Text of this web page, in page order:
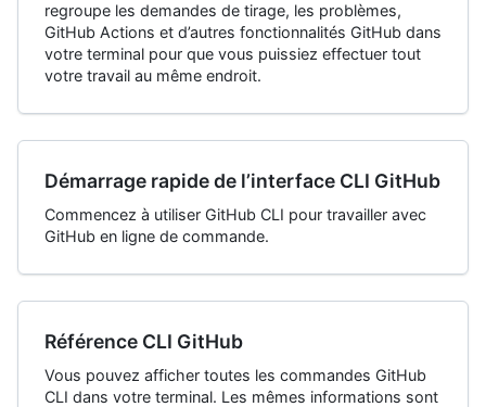
regroupe les demandes de tirage, les problèmes,
GitHub Actions et d’autres fonctionnalités GitHub dans
votre terminal pour que vous puissiez effectuer tout
votre travail au même endroit.
Démarrage rapide de l’interface CLI GitHub
Commencez à utiliser GitHub CLI pour travailler avec
GitHub en ligne de commande.
Référence CLI GitHub
Vous pouvez afficher toutes les commandes GitHub
CLI dans votre terminal. Les mêmes informations sont